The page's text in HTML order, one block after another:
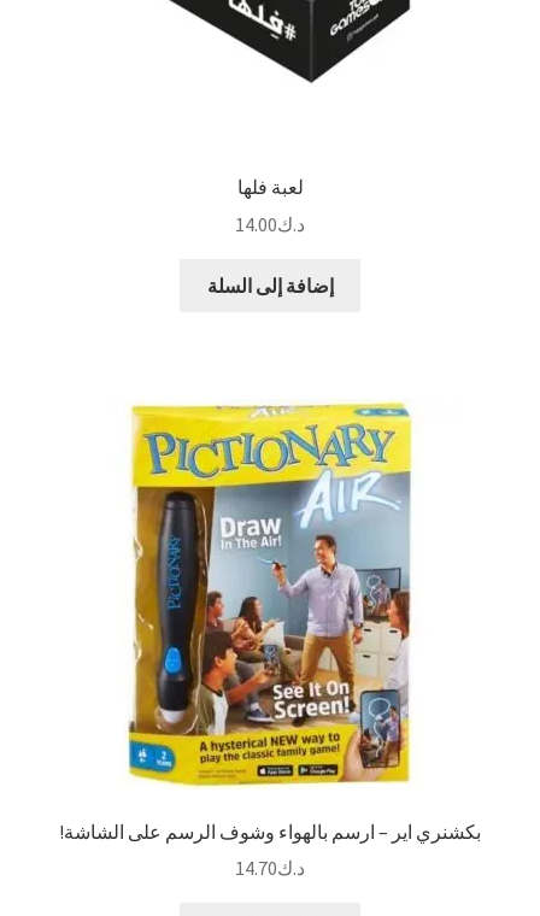
لعبة فلها
د.ك14.00
إضافة إلى السلة
بكشنري اير – ارسم بالهواء وشوف الرسم على الشاشة!
د.ك14.70